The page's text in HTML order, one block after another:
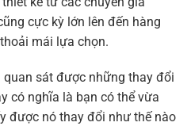
cực kỳ lớn lên đến hàng
mái lựa chọn.
sát được những thay đổi
có nghĩa là bạn có thể vừa
được nó thay đổi như thế nào